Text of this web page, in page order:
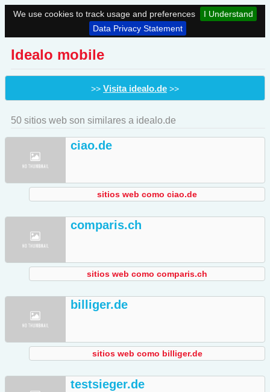
We use cookies to track usage and preferences
I Understand
Data Privacy Statement
Idealo mobile
>> Visita idealo.de >>
50 sitios web son similares a idealo.de
ciao.de
sitios web como ciao.de
comparis.ch
sitios web como comparis.ch
billiger.de
sitios web como billiger.de
testsieger.de